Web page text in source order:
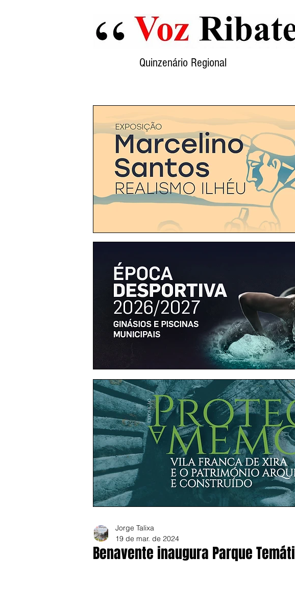
Quinzenário Regional
Benavente inaugura Parque
Jorge Talixa
19 de mar. de 2024